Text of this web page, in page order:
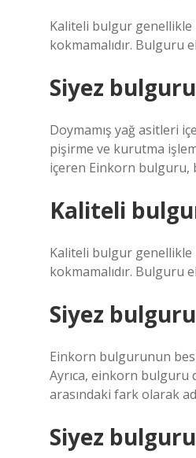
Kaliteli bulgur genellikle
kokmamalıdır. Bulguru
Siyez
Doymamış yağ asitleri
pişirme ve kurutma
içeren Einkorn bulguru,
Kaliteli
Kaliteli bulgur genellikle
kokmamalıdır. Bulguru
Siyez
Einkorn bulgurunun
Ayrıca, einkorn
arasındaki fark olarak
Siyez